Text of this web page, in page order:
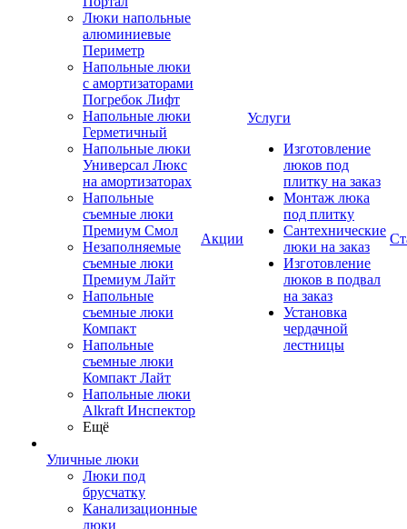
Люки напольные
алюминиевые
Периметр
Напольные люки
с амортизаторами
Погребок Лифт
Напольные люки
Герметичный
Напольные люки
Универсал Люкс
на амортизаторах
Напольные
съемные люки
Премиум Смол
Незаполняемые
съемные люки
Премиум Лайт
Напольные
съемные люки
Компакт
Напольные
съемные люки
Компакт Лайт
Напольные люки
Alkraft Инспектор
Ещё
Уличные люки
Люки под
брусчатку
Канализационные
люки
Акции
Услуги
Изготовление
люков под
плитку на заказ
Монтаж люка
под плитку
Сантехнические
люки на заказ
Изготовление
люков в подвал
на заказ
Установка
чердачной
лестницы